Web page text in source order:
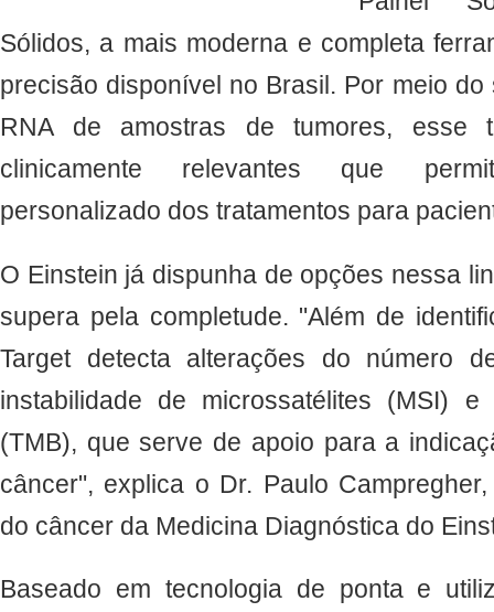
Sólidos, a mais moderna e completa
precisão disponível no Brasil. Por meio
RNA de amostras de tumores, esse
clinicamente relevantes que
personalizado dos tratamentos para
O Einstein já dispunha de opções nessa
supera pela completude. "Além de
Target detecta alterações do número
instabilidade de microssatélites (MSI)
(TMB), que serve de apoio para a
câncer", explica o Dr. Paulo
do câncer da Medicina Diagnóstica do
Baseado em tecnologia de ponta e